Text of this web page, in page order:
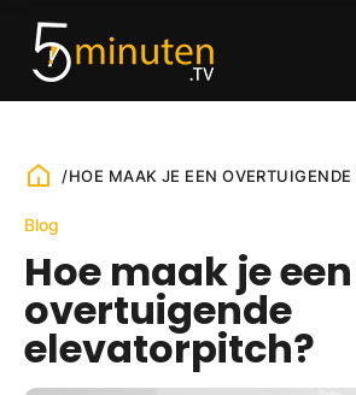
/HOE MAAK JE EEN
Blog
Hoe maak je een
overtuigende
elevatorpitch?